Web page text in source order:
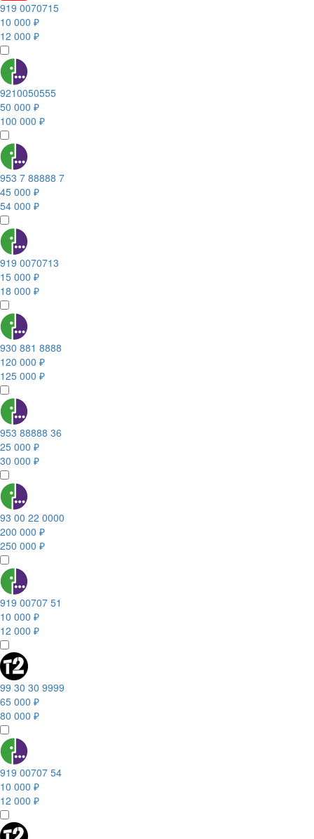
919 0070715
10 000 ₽
12 000 ₽
9210050555
50 000 ₽
100 000 ₽
953 7 88888 7
45 000 ₽
54 000 ₽
919 0070713
15 000 ₽
18 000 ₽
930 881 8888
120 000 ₽
125 000 ₽
953 88888 36
25 000 ₽
30 000 ₽
93 00 22 0000
200 000 ₽
250 000 ₽
919 00707 51
10 000 ₽
12 000 ₽
99 30 30 9999
65 000 ₽
80 000 ₽
919 00707 54
10 000 ₽
12 000 ₽